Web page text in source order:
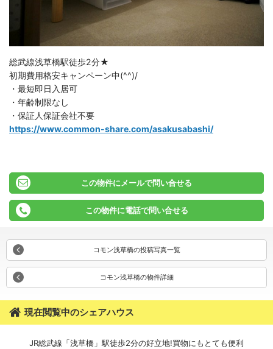
総武線浅草橋駅徒歩2分★
初期費用格安キャンペーン中(^^)/
・最短即日入居可
・年齢制限なし
・保証人保証会社不要
https://www.common-share.com/asakusabashi/
この物件にメールで問い合せる
この物件に電話で問い合せる
コモン浅草橋の投稿写真一覧
コモン浅草橋の物件詳細
現在閲覧中のシェアハウス
JR総武線「浅草橋」駅徒歩2分の好立地!買物にもとても便利